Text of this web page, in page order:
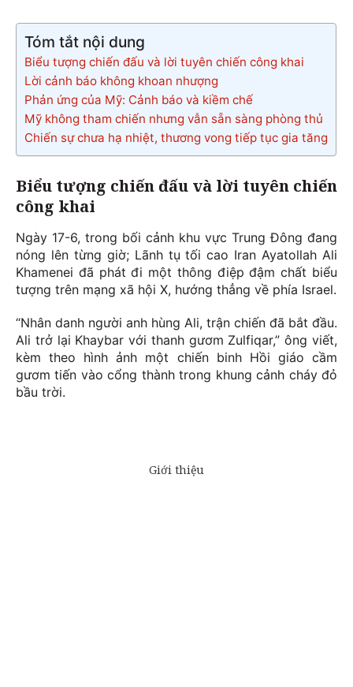
Tóm tắt nội dung
Biểu tượng chiến đấu và lời tuyên chiến công khai
Lời cảnh báo không khoan nhượng
Phản ứng của Mỹ: Cảnh báo và kiềm chế
Mỹ không tham chiến nhưng vẫn sẵn sàng phòng thủ
Chiến sự chưa hạ nhiệt, thương vong tiếp tục gia tăng
Biểu tượng chiến đấu và lời tuyên chiến
công khai
Ngày 17-6, trong bối cảnh khu vực Trung Đông đang
nóng lên từng giờ; Lãnh tụ tối cao Iran Ayatollah Ali
Khamenei đã phát đi một thông điệp đậm chất biểu
tượng trên mạng xã hội X, hướng thẳng về phía Israel.
“Nhân danh người anh hùng Ali, trận chiến đã bắt đầu.
Ali trở lại Khaybar với thanh gươm Zulfiqar,” ông viết,
kèm theo hình ảnh một chiến binh Hồi giáo cầm
gươm tiến vào cổng thành trong khung cảnh cháy đỏ
bầu trời.